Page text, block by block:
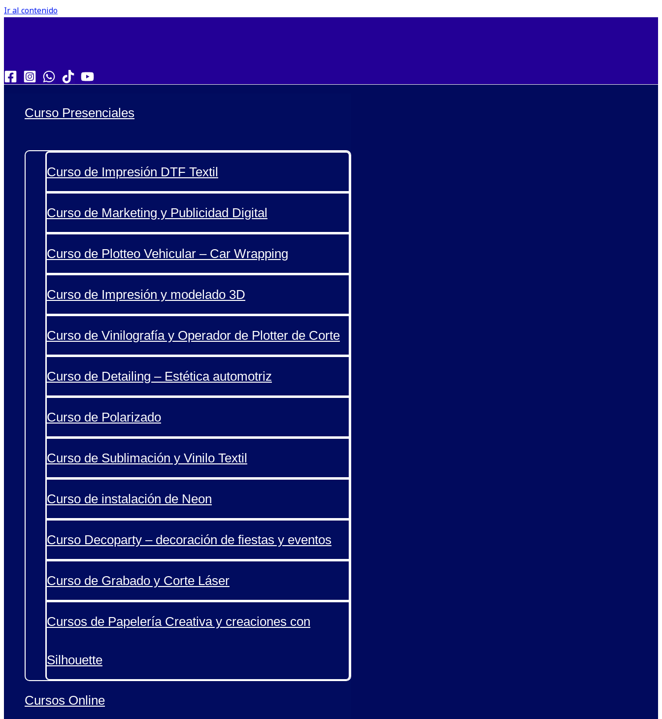
Ir al contenido
Curso Presenciales
Curso de Impresión DTF Textil
Curso de Marketing y Publicidad Digital
Curso de Plotteo Vehicular – Car Wrapping
Curso de Impresión y modelado 3D
Curso de Vinilografía y Operador de Plotter de Corte
Curso de Detailing – Estética automotriz
Curso de Polarizado
Curso de Sublimación y Vinilo Textil
Curso de instalación de Neon
Curso Decoparty – decoración de fiestas y eventos
Curso de Grabado y Corte Láser
Cursos de Papelería Creativa y creaciones con
Silhouette
Cursos Online